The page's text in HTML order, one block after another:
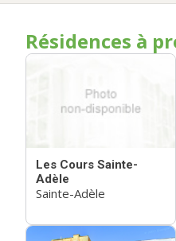
Résidences à
Les Cours Sainte-
Adèle
Sainte-Adèle